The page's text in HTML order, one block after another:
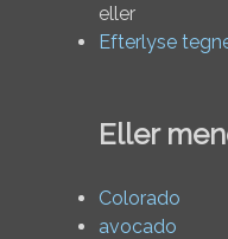
eller
Efterlyse
Eller
Colorado
avocado